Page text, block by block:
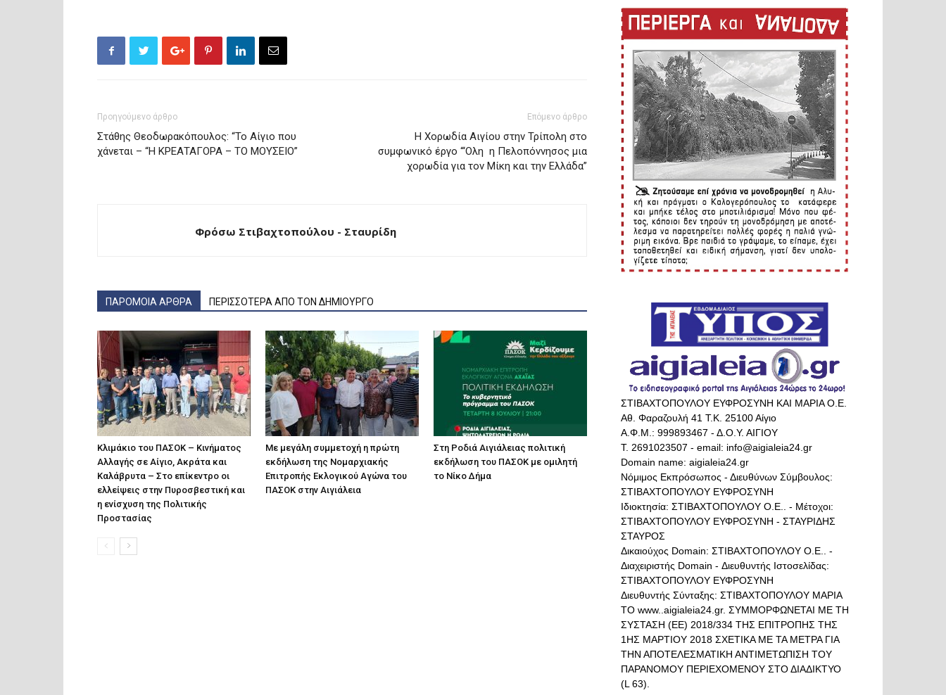
Προηγούμενο άρθρο
Στάθης Θεοδωρακόπουλος: “Το Αίγιο που
χάνεται – “Η ΚΡΕΑΤΑΓΟΡΑ – ΤΟ ΜΟΥΣΕΙΟ”
Επόμενο άρθρο
H Χορωδία Αιγίου στην Τρίπολη στο
συμφωνικό έργο “‘Ολη η Πελοπόννησος μια
χορωδία για τον Μίκη και την Ελλάδα”
Φρόσω Στιβαχτοπούλου - Σταυρίδη
ΠΑΡΟΜΟΙΑ ΑΡΘΡΑ ΠΕΡΙΣΣΟΤΕΡΑ ΑΠΟ ΤΟΝ ΔΗΜΙΟΥΡΓΟ
Κλιμάκιο του ΠΑΣΟΚ – Κινήματος
Αλλαγής σε Αίγιο, Ακράτα και
Καλάβρυτα – Στο επίκεντρο οι
ελλείψεις στην Πυροσβεστική και
η ενίσχυση της Πολιτικής
Προστασίας
Με μεγάλη συμμετοχή η πρώτη
εκδήλωση της Νομαρχιακής
Επιτροπής Εκλογικού Αγώνα του
ΠΑΣΟΚ στην Αιγιάλεια
Στη Ροδιά Αιγιάλειας πολιτική
εκδήλωση του ΠΑΣΟΚ με ομιλητή
το Νίκο Δήμα
ΣΤΙΒΑΧΤΟΠΟΥΛΟΥ ΕΥΦΡΟΣΥΝΗ ΚΑΙ ΜΑΡΙΑ Ο.Ε.
Αθ. Φαραζουλή 41 Τ.Κ. 25100 Αίγιο
Α.Φ.Μ.: 999893467 - Δ.Ο.Υ. ΑΙΓΙΟΥ
Τ. 2691023507 - email: info@aigialeia24.gr
Domain name: aigialeia24.gr
Νόμιμος Εκπρόσωπος - Διευθύνων Σύμβουλος:
ΣΤΙΒΑΧΤΟΠΟΥΛΟΥ ΕΥΦΡΟΣΥΝΗ
Ιδιοκτησία: ΣΤΙΒΑΧΤΟΠΟΥΛΟΥ Ο.Ε.. - Μέτοχοι:
ΣΤΙΒΑΧΤΟΠΟΥΛΟΥ ΕΥΦΡΟΣΥΝΗ - ΣΤΑΥΡΙΔΗΣ
ΣΤΑΥΡΟΣ
Δικαιούχος Domain: ΣΤΙΒΑΧΤΟΠΟΥΛΟΥ Ο.Ε.. -
Διαχειριστής Domain - Διευθυντής Ιστοσελίδας:
ΣΤΙΒΑΧΤΟΠΟΥΛΟΥ ΕΥΦΡΟΣΥΝΗ
Διευθυντής Σύνταξης: ΣΤΙΒΑΧΤΟΠΟΥΛΟΥ ΜΑΡΙΑ
ΤΟ www..aigialeia24.gr. ΣΥΜΜΟΡΦΩΝΕΤΑΙ ΜΕ ΤΗ
ΣΥΣΤΑΣΗ (ΕΕ) 2018/334 ΤΗΣ ΕΠΙΤΡΟΠΗΣ ΤΗΣ
1ΗΣ ΜΑΡΤΙΟΥ 2018 ΣΧΕΤΙΚΑ ΜΕ ΤΑ ΜΕΤΡΑ ΓΙΑ
ΤΗΝ ΑΠΟΤΕΛΕΣΜΑΤΙΚΗ ΑΝΤΙΜΕΤΩΠΙΣΗ ΤΟΥ
ΠΑΡΑΝΟΜΟΥ ΠΕΡΙΕΧΟΜΕΝΟΥ ΣΤΟ ΔΙΑΔΙΚΤΥΟ
(L 63).